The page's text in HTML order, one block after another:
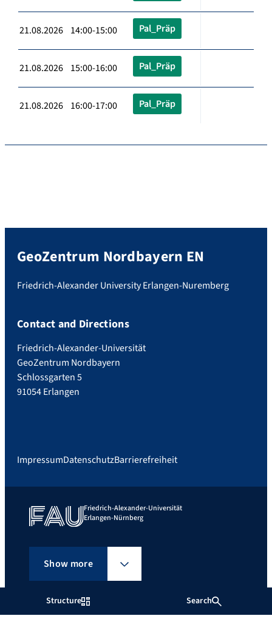
Structure Search
21.08.2026 14:00-15:00 Pal_Präp
21.08.2026 15:00-16:00 Pal_Präp
21.08.2026 16:00-17:00 Pal_Präp
GeoZentrum Nordbayern EN
Friedrich-Alexander University Erlangen-Nuremberg
Contact and Directions
Friedrich-Alexander-Universität
GeoZentrum Nordbayern
Schlossgarten 5
91054 Erlangen
ImpressumDatenschutzBarrierefreiheit
Friedrich-Alexander-Universität
Erlangen-Nürnberg
Show more